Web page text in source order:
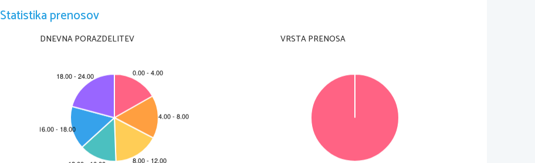
Ta pola ima 20 strani, od tega 3
Pazljivo preberite ta navodila.
Prilepite kodo oziroma vpišite svojo šifro (
Rešitve pišite z nalivnim peresom ali s kemičnim svinčnikom v izpitno polo v za to predvideni prostor
Kadar je smiselno, narišite skico, čeprav je naloga ne zahteva saj vam bo morda pomagala k pravilni rešitvi. Pišite čitljivo
Če  se  zmotite
napisano  prečrtajte  in  rešitev  zapišite  na  novo
Nečitljivi  zapisi  in  nejasni  popravki  bodo  ocenjeni  z
0 točkami ki jih lahko napišete na konceptni list se pri ocenjevanju ne upoštevajo
Zaupajte vase in v svoje zmožnosti
© Državni izpitni center
Vse pravice pridržane
Statistika prenosov
DNEVNA PORAZDELITEV VRSTA PRENOSA